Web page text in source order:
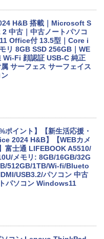
H&B 搭載｜Microsoft S
中古｜中古ノートパソコ
Office付 13.5型｜Core i
リ 8GB SSD 256GB｜WE
Wi-Fi 顔認証 USB-C 純正
サーフェス サーフェイス
ポイント】【新生活応援・
2024 H&B】【WEBカメ
富士通 LIFEBOOK A5510/
メモリ: 8GB/16GB/32G
512GB/1TB/Wi-fi/Blueto
USB3.2/パソコン 中古
パソコン Windows11